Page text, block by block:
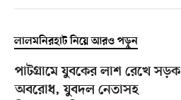
লালমনিরহাট নিয়ে আরও পড়ুন
পাটগ্রামে যুবকের লাশ রেখে সড়ক
অবরোধ, যুবদল নেতাসহ